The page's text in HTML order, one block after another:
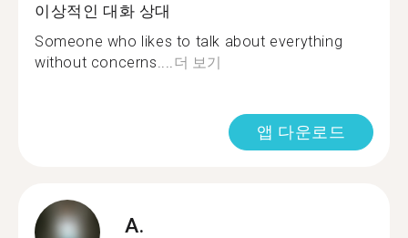
이상적인 대화 상대
Someone who likes to talk about everything
without concerns.... 더 보기
앱 다운로드
A.